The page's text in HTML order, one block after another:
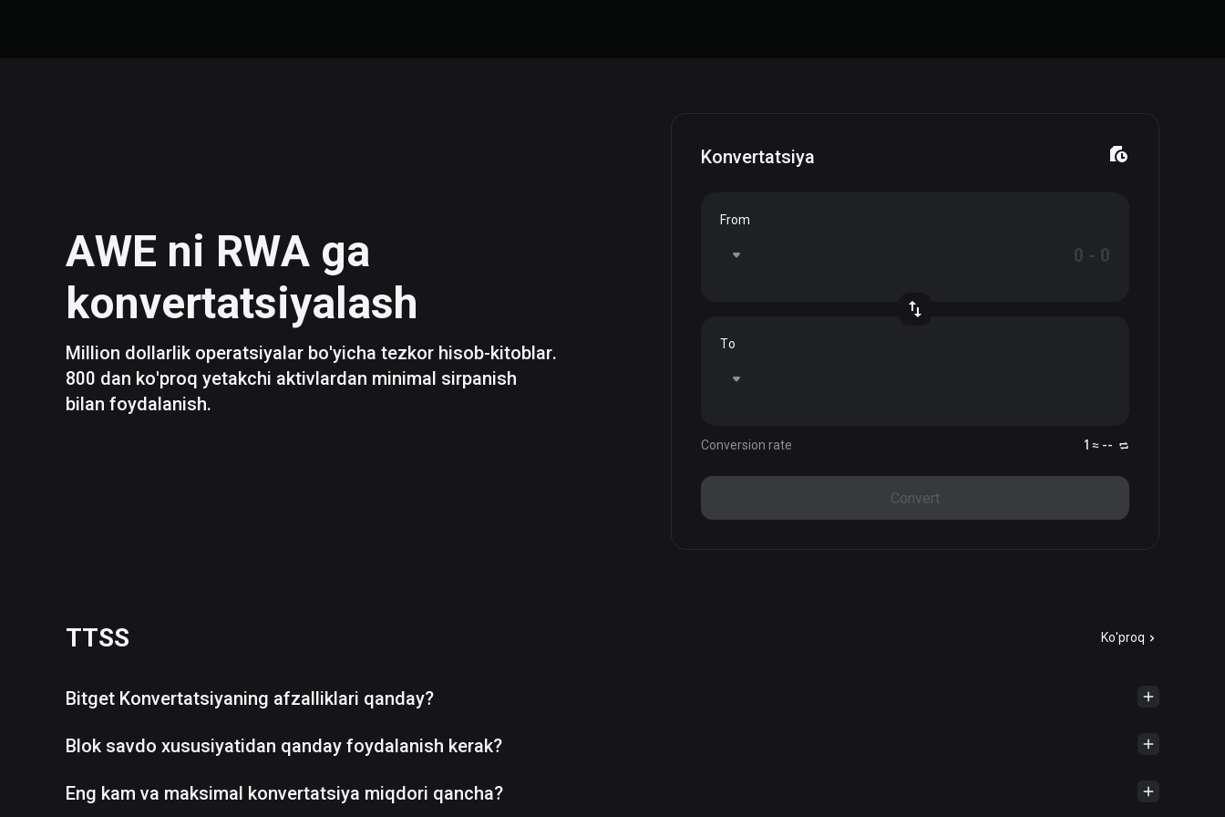
AWE ni RWA ga
konvertatsiyalash
Million dollarlik operatsiyalar bo'yicha tezkor hisob-kitoblar.
800 dan ko'proq yetakchi aktivlardan minimal sirpanish
bilan foydalanish.
Konvertatsiya
From
To
Conversion rate 1 ≈ --
Convert
TTSS Ko'proq
Bitget Konvertatsiyaning afzalliklari qanday?
Blok savdo xususiyatidan qanday foydalanish kerak?
Eng kam va maksimal konvertatsiya miqdori qancha?